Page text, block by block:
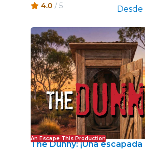
4.0 / 5 Desde
An Escape This Production
The Dunny: ¡Una